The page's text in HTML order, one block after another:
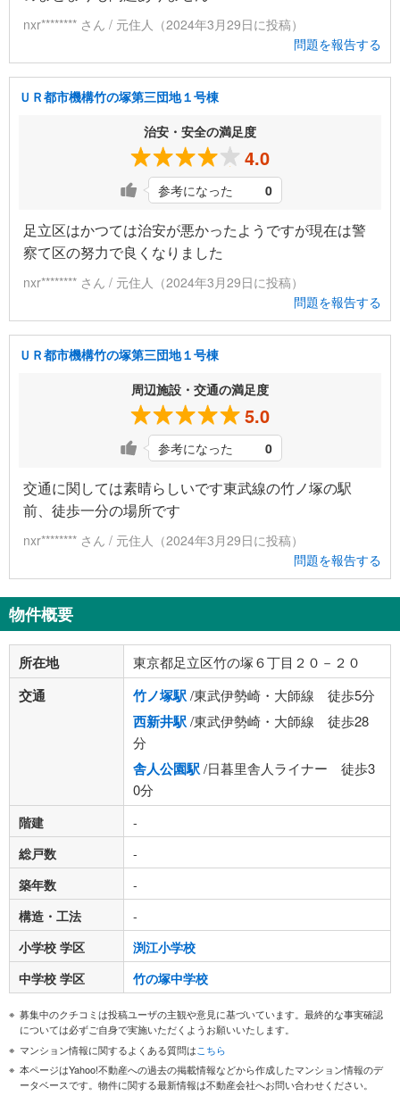
nxr******** さん / 元住人（2024年3月29日に投稿）
問題を報告する
ＵＲ都市機構竹の塚第三団地１号棟
治安・安全の満足度
4.0
参考になった 0
足立区はかつては治安が悪かったようですが現在は警
察て区の努力で良くなりました
nxr******** さん / 元住人（2024年3月29日に投稿）
問題を報告する
ＵＲ都市機構竹の塚第三団地１号棟
周辺施設・交通の満足度
5.0
参考になった 0
交通に関しては素晴らしいです東武線の竹ノ塚の駅
前、徒歩一分の場所です
nxr******** さん / 元住人（2024年3月29日に投稿）
問題を報告する
物件概要
所在地 東京都足立区竹の塚６丁目２０－２０
交通 竹ノ塚駅/東武伊勢崎・大師線 徒歩5分
西新井駅/東武伊勢崎・大師線 徒歩28
分
舎人公園駅/日暮里舎人ライナー 徒歩3
0分
階建
-
総戸数
-
築年数
-
構造・工法
-
小学校 学区
渕江小学校
中学校 学区
竹の塚中学校
募集中のクチコミは投稿ユーザの主観や意見に基づいています。最終的な事実確認
については必ずご自身で実施いただくようお願いいたします。
マンション情報に関するよくある質問はこちら
本ページはYahoo!不動産への過去の掲載情報などから作成したマンション情報のデ
ータベースです。物件に関する最新情報は不動産会社へお問い合わせください。